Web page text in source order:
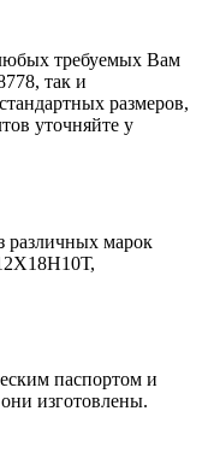
требуемых Вам
так и
размеров,
уточняйте у
различных марок
паспортом и
изготовлены.